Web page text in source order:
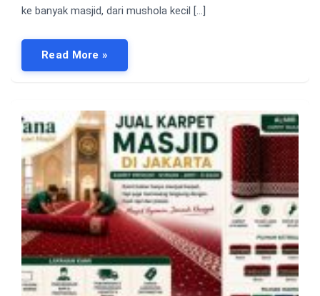
ke banyak masjid, dari mushola kecil […]
Read More »